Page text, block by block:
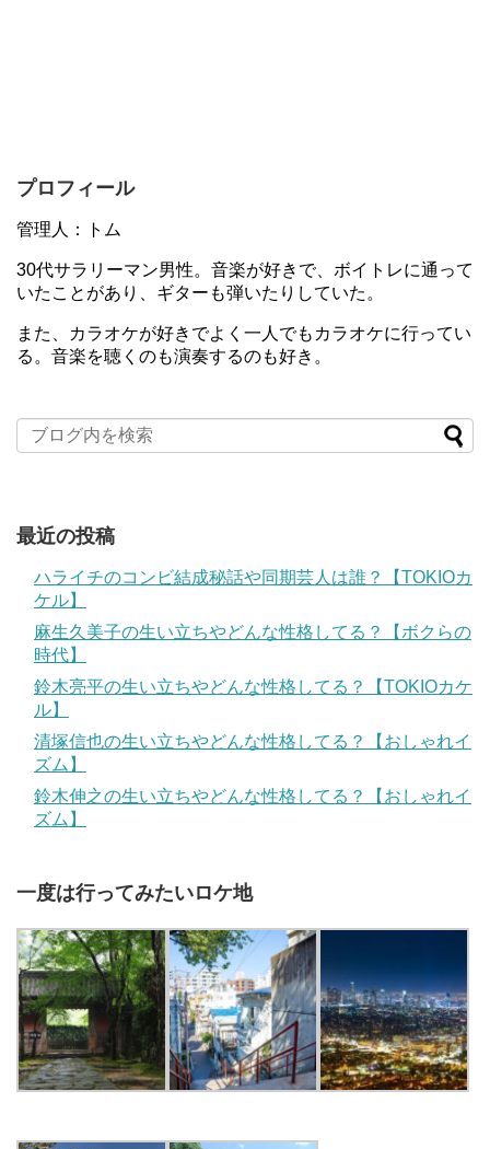
プロフィール
管理人：トム
30代サラリーマン男性。音楽が好きで、ボイトレに通って
いたことがあり、ギターも弾いたりしていた。
また、カラオケが好きでよく一人でもカラオケに行ってい
る。音楽を聴くのも演奏するのも好き。
最近の投稿
ハライチのコンビ結成秘話や同期芸人は誰？【TOKIOカ
ケル】
麻生久美子の生い立ちやどんな性格してる？【ボクらの
時代】
鈴木亮平の生い立ちやどんな性格してる？【TOKIOカケ
ル】
清塚信也の生い立ちやどんな性格してる？【おしゃれイ
ズム】
鈴木伸之の生い立ちやどんな性格してる？【おしゃれイ
ズム】
一度は行ってみたいロケ地